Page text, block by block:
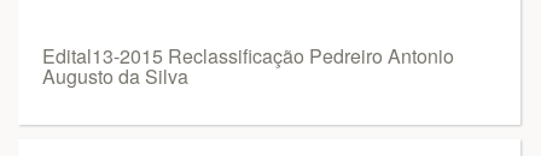
Edital13-2015 Reclassificação Pedreiro Antonio
Augusto da Silva